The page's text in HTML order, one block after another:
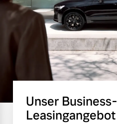
Unser Business-
Leasingangebot